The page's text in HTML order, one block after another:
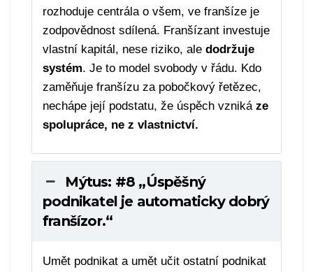
rozhoduje centrála o všem, ve franšíze je
zodpovědnost sdílená. Franšízant investuje
vlastní kapitál, nese riziko, ale dodržuje
systém. Je to model svobody v řádu. Kdo
zaměňuje franšízu za pobočkový řetězec,
nechápe její podstatu, že úspěch vzniká ze
spolupráce, ne z vlastnictví.
Mýtus: #8 „Úspěšný
podnikatel je automaticky dobrý
franšízor.“
Umět podnikat a umět učit ostatní podnikat